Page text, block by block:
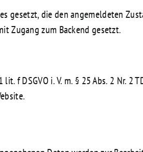
gesetzt, die den angemeldeten
Zugang zum Backend gesetzt.
f DSGVO i. V. m. § 25 Abs. 2 Nr. 2